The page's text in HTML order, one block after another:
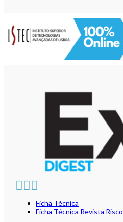
Ficha Técnica
Ficha Técnica Revista Risco